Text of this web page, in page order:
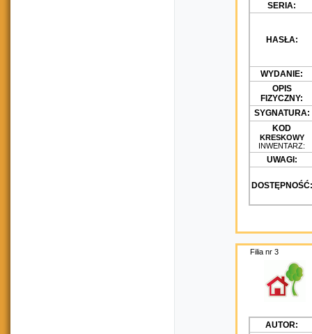
SERIA:
HASŁA:
WYDANIE:
OPIS
FIZYCZNY:
SYGNATURA:
KOD
KRESKOWY
INWENTARZ:
UWAGI:
DOSTĘPNOŚĆ:
Filia nr 3
AUTOR: